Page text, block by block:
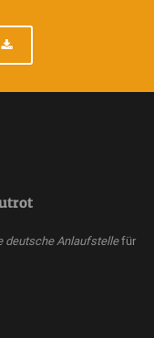
deutsche Anlaufstellefür